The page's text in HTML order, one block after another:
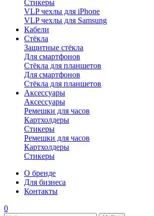
Стикеры
VLP чехлы для iPhone
VLP чехлы для Samsung
Кабели
Стёкла
Защитные стёкла
Для смартфонов
Стёкла для планшетов
Для смартфонов
Стёкла для планшетов
Аксессуары
Аксессуары
Ремешки для часов
Картхолдеры
Стикеры
Ремешки для часов
Картхолдеры
Стикеры
О бренде
Для бизнеса
Контакты
0